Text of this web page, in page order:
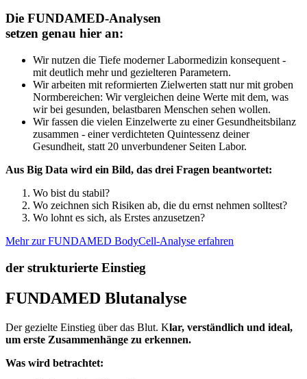
Die FUNDAMED-Analysen
setzen genau hier an:
Wir nutzen die Tiefe moderner Labormedizin konsequent -
mit deutlich mehr und gezielteren Parametern.
Wir arbeiten mit reformierten Zielwerten statt nur mit groben
Normbereichen: Wir vergleichen deine Werte mit dem, was
wir bei gesunden, belastbaren Menschen sehen wollen.
Wir fassen die vielen Einzelwerte zu einer Gesundheitsbilanz
zusammen - einer verdichteten Quintessenz deiner
Gesundheit, statt 20 unverbundener Seiten Labor.
Aus Big Data wird ein Bild, das drei Fragen beantwortet:
Wo bist du stabil?
Wo zeichnen sich Risiken ab, die du ernst nehmen solltest?
Wo lohnt es sich, als Erstes anzusetzen?
Mehr zur FUNDAMED BodyCell-Analyse erfahren
der strukturierte Einstieg
FUNDAMED Blutanalyse
Der gezielte Einstieg über das Blut. Klar, verständlich und ideal,
um erste Zusammenhänge zu erkennen.
Was wird betrachtet: